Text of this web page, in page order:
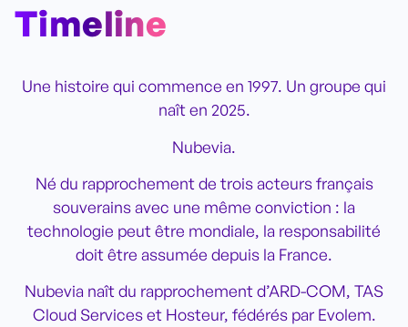
Timeline
Une histoire qui commence en 1997. Un groupe qui
naît en 2025.
Nubevia.
Né du rapprochement de trois acteurs français
souverains avec une même conviction : la
technologie peut être mondiale, la responsabilité
doit être assumée depuis la France.
Nubevia naît du rapprochement d’ARD-COM, TAS
Cloud Services et Hosteur, fédérés par Evolem.